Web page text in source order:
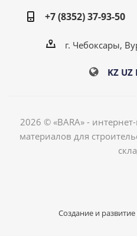
+7 (8352) 37-93-50
г. Чебоксары,
KZ UZ
2026 © «BARA» -
материалов для
Создание и развитие